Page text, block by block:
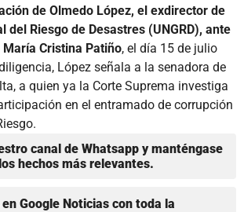
de Olmedo López, el exdirector de
del Riesgo de Desastres (UNGRD), ante
Cristina Patiño, el día 15 de julio
López señala a la senadora de
a quien ya la Corte Suprema investiga
en el entramado de corrupción
canal de Whatsapp y manténgase
hechos más relevantes.
Google Noticias con toda la